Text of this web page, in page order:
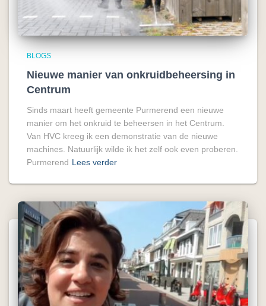
BLOGS
Nieuwe manier van onkruidbeheersing in
Centrum
Sinds maart heeft gemeente Purmerend een nieuwe
manier om het onkruid te beheersen in het Centrum.
Van HVC kreeg ik een demonstratie van de nieuwe
machines. Natuurlijk wilde ik het zelf ook even proberen.
Purmerend Lees verder